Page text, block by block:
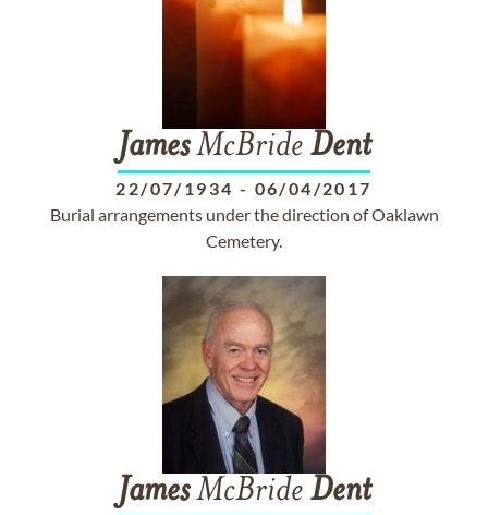
JamesMcBride Dent
22/07/1934 - 06/04/2017
Burial arrangements under the direction of Oaklawn
Cemetery.
JamesMcBride Dent